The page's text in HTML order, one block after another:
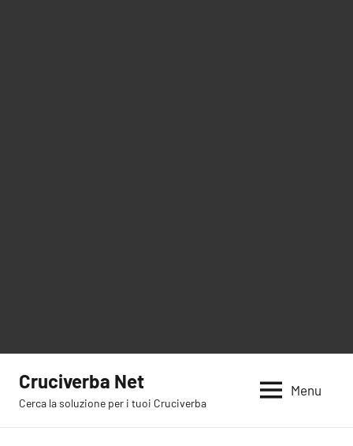
contenuto
Cruciverba Net
Cerca la soluzione per i tuoi Cruciverba
Menu